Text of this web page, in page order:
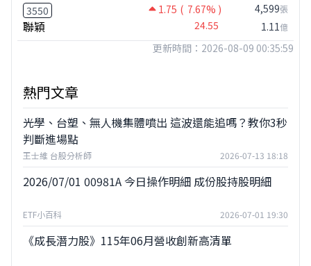
3550 1.75 ( 7.67% )
聯穎 24.55
4,599張
1.11億
更新時間：2026-08-09 00:35:59
熱門文章
光學、台塑、無人機集體噴出 這波還能追嗎？教你3秒
判斷進場點
王士維 台股分析師 2026-07-13 18:18
2026/07/01 00981A 今日操作明細 成份股持股明細
ETF小百科 2026-07-01 19:30
《成長潛力股》115年06月營收創新高清單